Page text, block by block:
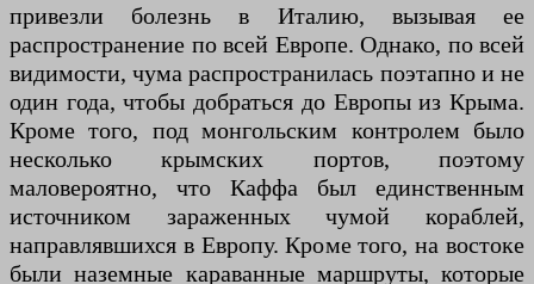
привезли болезнь в Италию, вызывая ее
распространение по всей Европе. Однако, по всей
видимости, чума распространилась поэтапно и не
один года, чтобы добраться до Европы из Крыма.
Кроме того, под монгольским контролем было
несколько крымских портов, поэтому
маловероятно, что Каффа был единственным
источником зараженных чумой кораблей,
направлявшихся в Европу. Кроме того, на востоке
были наземные караванные маршруты, которые